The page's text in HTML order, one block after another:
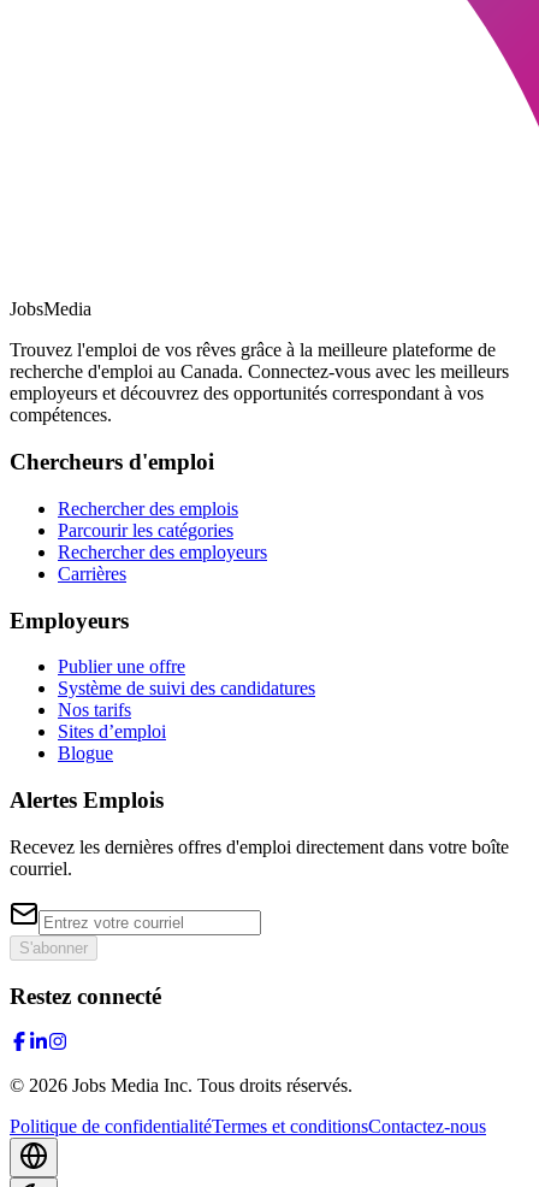
JobsMedia
Trouvez l'emploi de vos rêves grâce à la meilleure plateforme de
recherche d'emploi au Canada. Connectez-vous avec les meilleurs
employeurs et découvrez des opportunités correspondant à vos
compétences.
Chercheurs d'emploi
Rechercher des emplois
Parcourir les catégories
Rechercher des employeurs
Carrières
Employeurs
Publier une offre
Système de suivi des candidatures
Nos tarifs
Sites d’emploi
Blogue
Alertes Emplois
Recevez les dernières offres d'emploi directement dans votre boîte
courriel.
S'abonner
Restez connecté
© 2026 Jobs Media Inc. Tous droits réservés.
Politique de confidentialitéTermes et conditionsContactez-nous